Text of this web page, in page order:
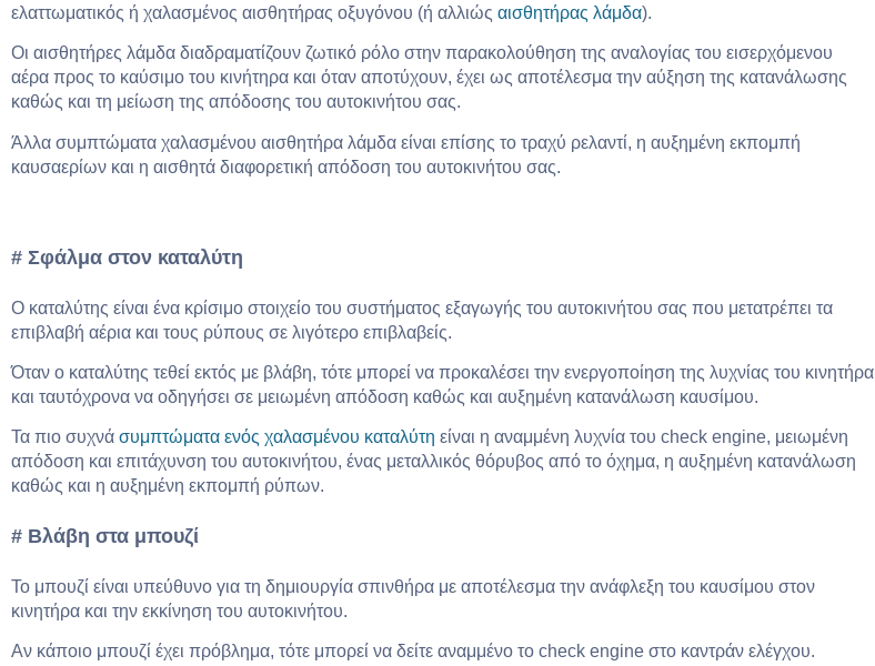
ελαττωματικός ή χαλασμένος αισθητήρας οξυγόνου (ή αλλιώς αισθητήρας λάμδα).
Οι αισθητήρες λάμδα διαδραματίζουν ζωτικό ρόλο στην παρακολούθηση της αναλογίας του εισερχόμενου
αέρα προς το καύσιμο του κινήτηρα και όταν αποτύχουν, έχει ως αποτέλεσμα την αύξηση της κατανάλωσης
καθώς και τη μείωση της απόδοσης του αυτοκινήτου σας.
Άλλα συμπτώματα χαλασμένου αισθητήρα λάμδα είναι επίσης το τραχύ ρελαντί, η αυξημένη εκπομπή
καυσαερίων και η αισθητά διαφορετική απόδοση του αυτοκινήτου σας.
# Σφάλμα στον καταλύτη
Ο καταλύτης είναι ένα κρίσιμο στοιχείο του συστήματος εξαγωγής του αυτοκινήτου σας που μετατρέπει τα
επιβλαβή αέρια και τους ρύπους σε λιγότερο επιβλαβείς.
Όταν ο καταλύτης τεθεί εκτός με βλάβη, τότε μπορεί να προκαλέσει την ενεργοποίηση της λυχνίας του κινητήρα
και ταυτόχρονα να οδηγήσει σε μειωμένη απόδοση καθώς και αυξημένη κατανάλωση καυσίμου.
Τα πιο συχνά συμπτώματα ενός χαλασμένου καταλύτη είναι η αναμμένη λυχνία του check engine, μειωμένη
απόδοση και επιτάχυνση του αυτοκινήτου, ένας μεταλλικός θόρυβος από το όχημα, η αυξημένη κατανάλωση
καθώς και η αυξημένη εκπομπή ρύπων.
# Βλάβη στα μπουζί
Το μπουζί είναι υπεύθυνο για τη δημιουργία σπινθήρα με αποτέλεσμα την ανάφλεξη του καυσίμου στον
κινητήρα και την εκκίνηση του αυτοκινήτου.
Αν κάποιο μπουζί έχει πρόβλημα, τότε μπορεί να δείτε αναμμένο το check engine στο καντράν ελέγχου.